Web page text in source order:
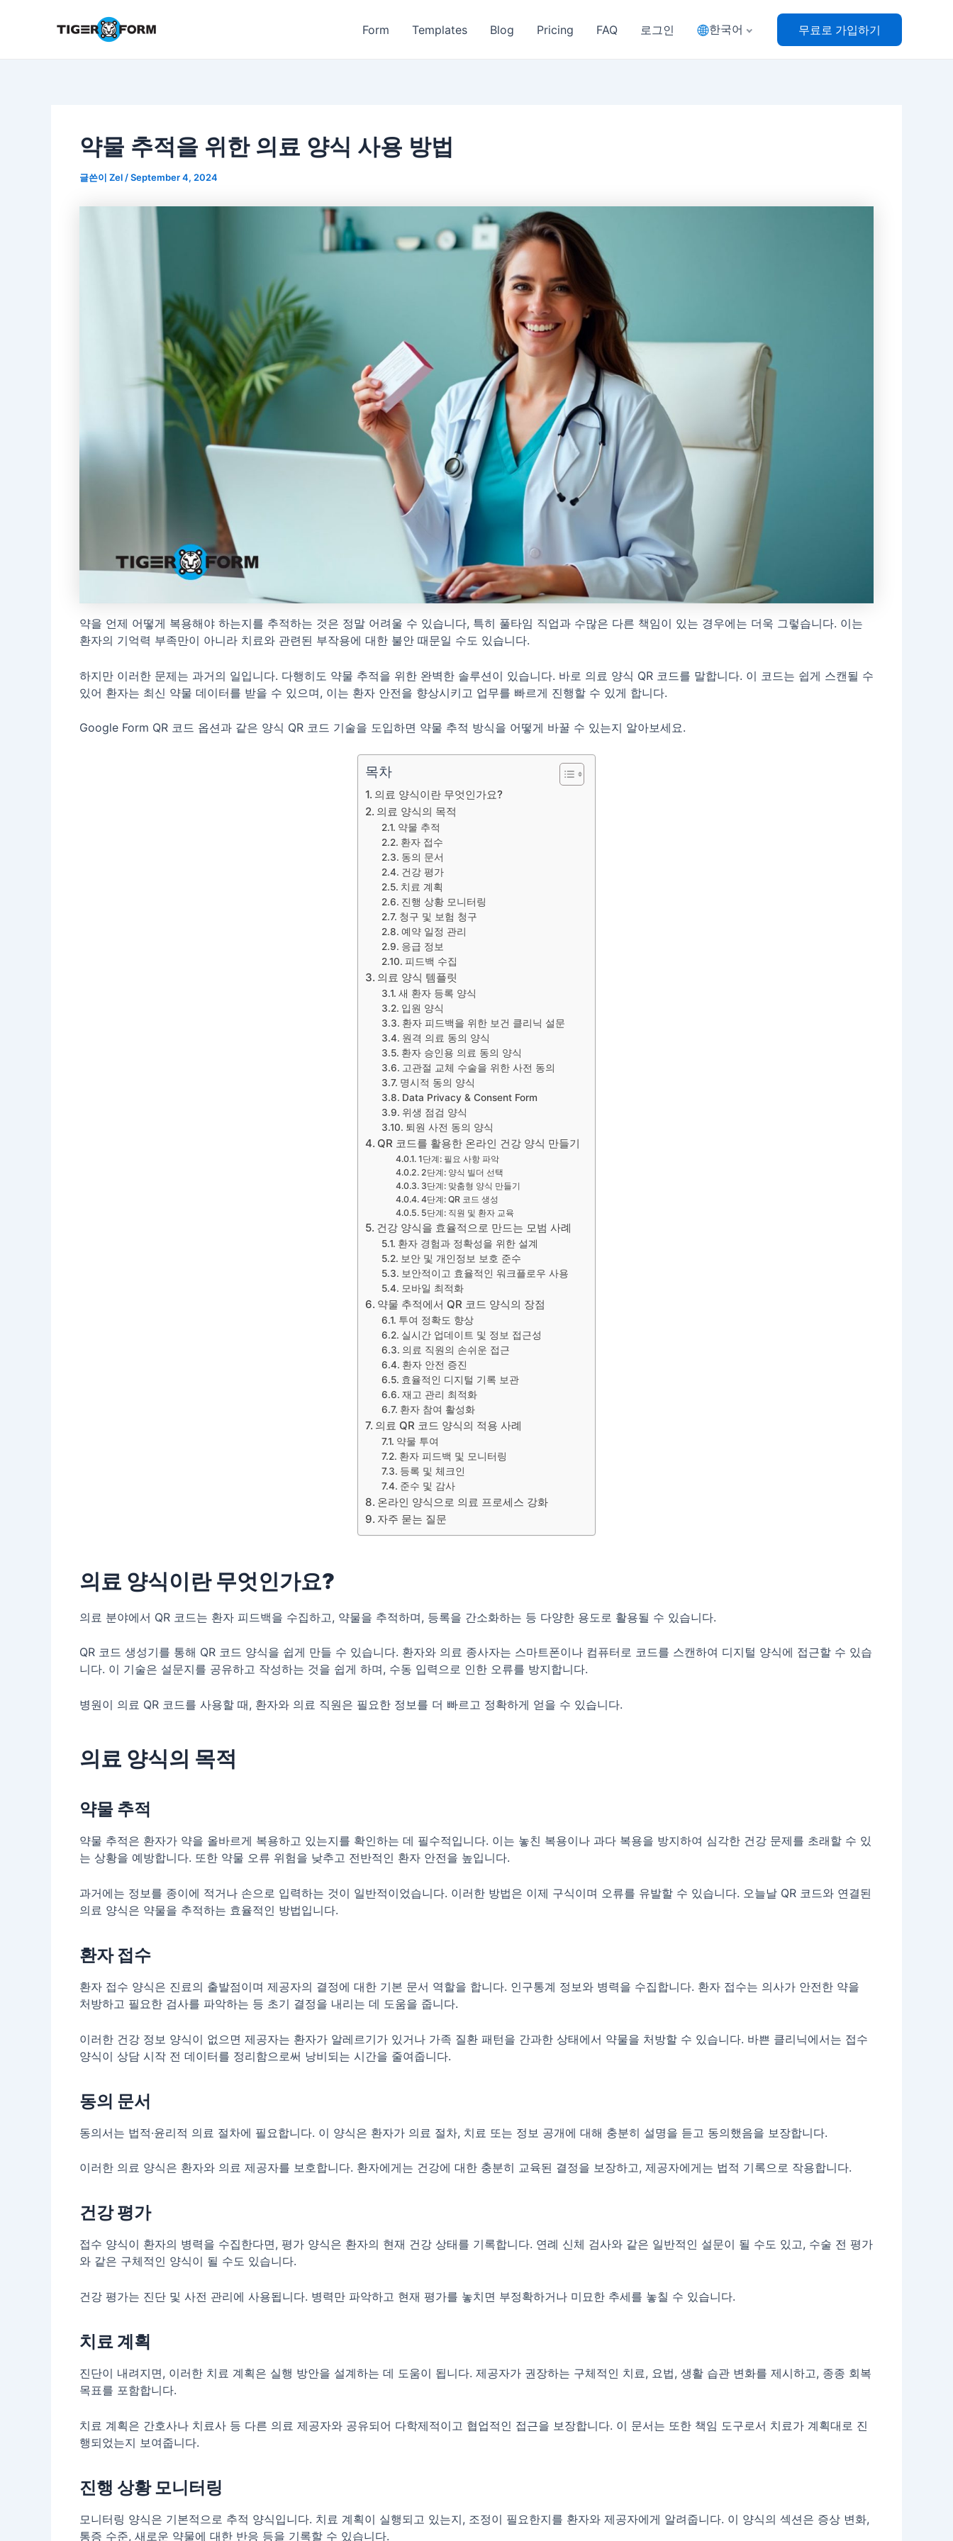
Form Templates Blog Pricing FAQ 로그인 한국어 무료로 가입하기
약물 추적을 위한 의료 양식 사용 방법
글쓴이 Zel /September 4, 2024
약을 언제 어떻게 복용해야 하는지를 추적하는 것은 정말 어려울 수 있습니다, 특히 풀타임 직업과 수많은 다른 책임이 있는 경우에는 더욱 그렇습니다. 이는
환자의 기억력 부족만이 아니라 치료와 관련된 부작용에 대한 불안 때문일 수도 있습니다.
하지만 이러한 문제는 과거의 일입니다. 다행히도 약물 추적을 위한 완벽한 솔루션이 있습니다. 바로 의료 양식 QR 코드를 말합니다. 이 코드는 쉽게 스캔될 수
있어 환자는 최신 약물 데이터를 받을 수 있으며, 이는 환자 안전을 향상시키고 업무를 빠르게 진행할 수 있게 합니다.
Google Form QR 코드 옵션과 같은 양식 QR 코드 기술을 도입하면 약물 추적 방식을 어떻게 바꿀 수 있는지 알아보세요.
목차
의료 양식이란 무엇인가요?
의료 양식의 목적
약물 추적
환자 접수
동의 문서
건강 평가
치료 계획
진행 상황 모니터링
청구 및 보험 청구
예약 일정 관리
응급 정보
피드백 수집
의료 양식 템플릿
새 환자 등록 양식
입원 양식
환자 피드백을 위한 보건 클리닉 설문
원격 의료 동의 양식
환자 승인용 의료 동의 양식
고관절 교체 수술을 위한 사전 동의
명시적 동의 양식
Data Privacy & Consent Form
위생 점검 양식
퇴원 사전 동의 양식
QR 코드를 활용한 온라인 건강 양식 만들기
1단계: 필요 사항 파악
2단계: 양식 빌더 선택
3단계: 맞춤형 양식 만들기
4단계: QR 코드 생성
5단계: 직원 및 환자 교육
건강 양식을 효율적으로 만드는 모범 사례
환자 경험과 정확성을 위한 설계
보안 및 개인정보 보호 준수
보안적이고 효율적인 워크플로우 사용
모바일 최적화
약물 추적에서 QR 코드 양식의 장점
투여 정확도 향상
실시간 업데이트 및 정보 접근성
의료 직원의 손쉬운 접근
환자 안전 증진
효율적인 디지털 기록 보관
재고 관리 최적화
환자 참여 활성화
의료 QR 코드 양식의 적용 사례
약물 투여
환자 피드백 및 모니터링
등록 및 체크인
준수 및 감사
온라인 양식으로 의료 프로세스 강화
자주 묻는 질문
의료 양식이란 무엇인가요?
의료 분야에서 QR 코드는 환자 피드백을 수집하고, 약물을 추적하며, 등록을 간소화하는 등 다양한 용도로 활용될 수 있습니다.
QR 코드 생성기를 통해 QR 코드 양식을 쉽게 만들 수 있습니다. 환자와 의료 종사자는 스마트폰이나 컴퓨터로 코드를 스캔하여 디지털 양식에 접근할 수 있습
니다. 이 기술은 설문지를 공유하고 작성하는 것을 쉽게 하며, 수동 입력으로 인한 오류를 방지합니다.
병원이 의료 QR 코드를 사용할 때, 환자와 의료 직원은 필요한 정보를 더 빠르고 정확하게 얻을 수 있습니다.
의료 양식의 목적
약물 추적
약물 추적은 환자가 약을 올바르게 복용하고 있는지를 확인하는 데 필수적입니다. 이는 놓친 복용이나 과다 복용을 방지하여 심각한 건강 문제를 초래할 수 있
는 상황을 예방합니다. 또한 약물 오류 위험을 낮추고 전반적인 환자 안전을 높입니다.
과거에는 정보를 종이에 적거나 손으로 입력하는 것이 일반적이었습니다. 이러한 방법은 이제 구식이며 오류를 유발할 수 있습니다. 오늘날 QR 코드와 연결된
의료 양식은 약물을 추적하는 효율적인 방법입니다.
환자 접수
환자 접수 양식은 진료의 출발점이며 제공자의 결정에 대한 기본 문서 역할을 합니다. 인구통계 정보와 병력을 수집합니다. 환자 접수는 의사가 안전한 약을
처방하고 필요한 검사를 파악하는 등 초기 결정을 내리는 데 도움을 줍니다.
이러한 건강 정보 양식이 없으면 제공자는 환자가 알레르기가 있거나 가족 질환 패턴을 간과한 상태에서 약물을 처방할 수 있습니다. 바쁜 클리닉에서는 접수
양식이 상담 시작 전 데이터를 정리함으로써 낭비되는 시간을 줄여줍니다.
동의 문서
동의서는 법적·윤리적 의료 절차에 필요합니다. 이 양식은 환자가 의료 절차, 치료 또는 정보 공개에 대해 충분히 설명을 듣고 동의했음을 보장합니다.
이러한 의료 양식은 환자와 의료 제공자를 보호합니다. 환자에게는 건강에 대한 충분히 교육된 결정을 보장하고, 제공자에게는 법적 기록으로 작용합니다.
건강 평가
접수 양식이 환자의 병력을 수집한다면, 평가 양식은 환자의 현재 건강 상태를 기록합니다. 연례 신체 검사와 같은 일반적인 설문이 될 수도 있고, 수술 전 평가
와 같은 구체적인 양식이 될 수도 있습니다.
건강 평가는 진단 및 사전 관리에 사용됩니다. 병력만 파악하고 현재 평가를 놓치면 부정확하거나 미묘한 추세를 놓칠 수 있습니다.
치료 계획
진단이 내려지면, 이러한 치료 계획은 실행 방안을 설계하는 데 도움이 됩니다. 제공자가 권장하는 구체적인 치료, 요법, 생활 습관 변화를 제시하고, 종종 회복
목표를 포함합니다.
치료 계획은 간호사나 치료사 등 다른 의료 제공자와 공유되어 다학제적이고 협업적인 접근을 보장합니다. 이 문서는 또한 책임 도구로서 치료가 계획대로 진
행되었는지 보여줍니다.
진행 상황 모니터링
모니터링 양식은 기본적으로 추적 양식입니다. 치료 계획이 실행되고 있는지, 조정이 필요한지를 환자와 제공자에게 알려줍니다. 이 양식의 섹션은 증상 변화,
통증 수준, 새로운 약물에 대한 반응 등을 기록할 수 있습니다.